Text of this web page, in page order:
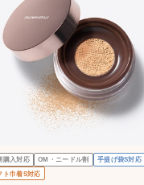
購入対応 OM・ニードル割
手提げ袋S対応
ト巾着S対応